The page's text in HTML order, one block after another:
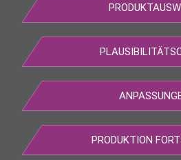
PRODUKTION